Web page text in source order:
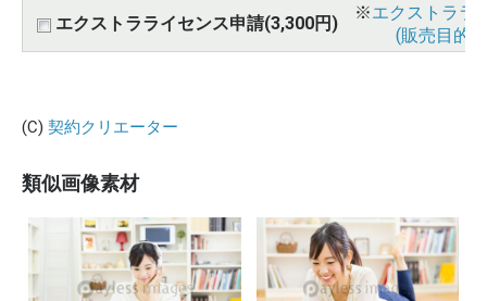
エクストラライセンス申請(3,300円)
※エクストララ
(販売目的
(C) 契約クリエーター
類似画像素材